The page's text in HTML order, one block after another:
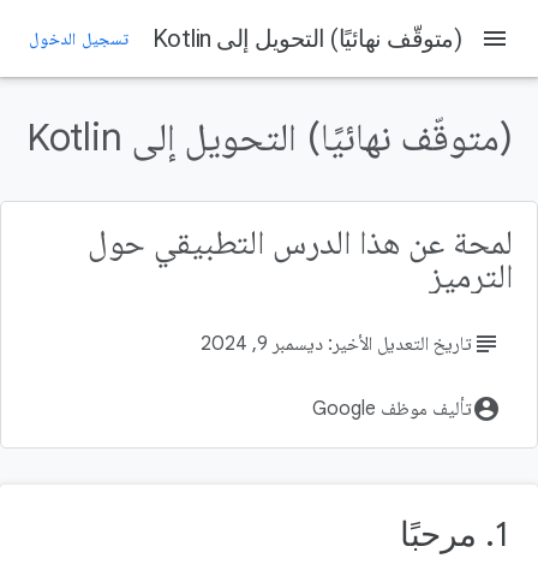
المُعطيات
المتطلبات
menu (متوقّف نهائيًا) التحويل إلى Kotlin تسجيل الدخول
(متوقّف نهائيًا) التحويل إلى Kotlin
لمحة عن هذا الدرس التطبيقي حول
الترميز
subject تاريخ التعديل الأخير: ديسمبر 9, 2024
account_circleتأليف موظف Google
1. مرحبًا